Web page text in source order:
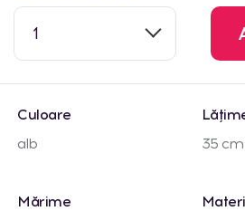
1
Culoare
alb
35 cm
Mărime